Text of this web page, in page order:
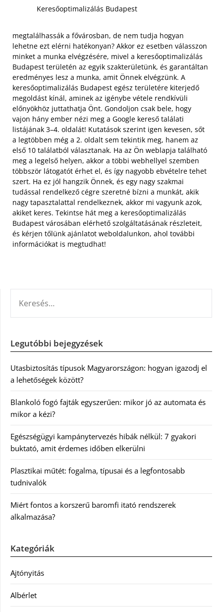
Keresőoptimalizálás Budapest
megtalálhassák a fővárosban, de nem tudja hogyan
lehetne ezt elérni hatékonyan? Akkor ez esetben válasszon
minket a munka elvégzésére, mivel a keresőoptimalizálás
Budapest területén az egyik szakterületünk, és garantáltan
eredményes lesz a munka, amit Önnek elvégzünk. A
keresőoptimalizálás Budapest egész területére kiterjedő
megoldást kínál, aminek az igénybe vétele rendkívüli
előnyökhöz juttathatja Önt. Gondoljon csak bele, hogy
vajon hány ember nézi meg a Google kereső találati
listájának 3–4. oldalát! Kutatások szerint igen kevesen, sőt
a legtöbben még a 2. oldalt sem tekintik meg, hanem az
első 10 találatból választanak. Ha az Ön weblapja található
meg a legelső helyen, akkor a többi webhellyel szemben
többször látogatót érhet el, és így nagyobb ebvételre tehet
szert. Ha ez jól hangzik Önnek, és egy nagy szakmai
tudással rendelkező cégre szeretné bízni a munkát, akik
nagy tapasztalattal rendelkeznek, akkor mi vagyunk azok,
akiket keres. Tekintse hát meg a keresőoptimalizálás
Budapest városában elérhető szolgáltatásának részleteit,
és kérjen tőlünk ajánlatot weboldalunkon, ahol további
információkat is megtudhat!
Legutóbbi bejegyzések
Utasbiztosítás típusok Magyarországon: hogyan igazodj el
a lehetőségek között?
Blankoló fogó fajták egyszerűen: mikor jó az automata és
mikor a kézi?
Egészségügyi kampánytervezés hibák nélkül: 7 gyakori
buktató, amit érdemes időben elkerülni
Plasztikai műtét: fogalma, típusai és a legfontosabb
tudnivalók
Miért fontos a korszerű baromfi itató rendszerek
alkalmazása?
Kategóriák
Ajtónyitás
Albérlet